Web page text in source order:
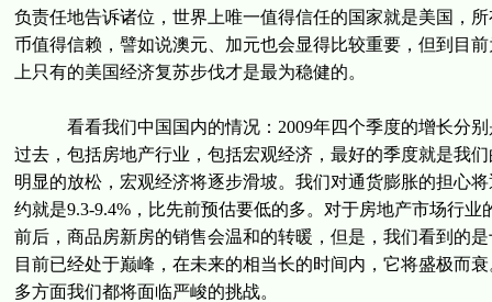
负责任地告诉诸位，世界上唯一值得信任的国家就是美国，
币值得信赖，譬如说澳元、加元也会显得比较重要，但到目
上只有的美国经济复苏步伐才是最为稳健的。
看看我们中国国内的情况：2009年四个季度的增长分别
过去，包括房地产行业，包括宏观经济，最好的季度就是我
明显的放松，宏观经济将逐步滑坡。我们对通货膨胀的担心
约就是9.3-9.4%，比先前预估要低的多。对于房地产市场行
前后，商品房新房的销售会温和的转暖，但是，我们看到的
目前已经处于巅峰，在未来的相当长的时间内，它将盛极而
多方面我们都将面临严峻的挑战。